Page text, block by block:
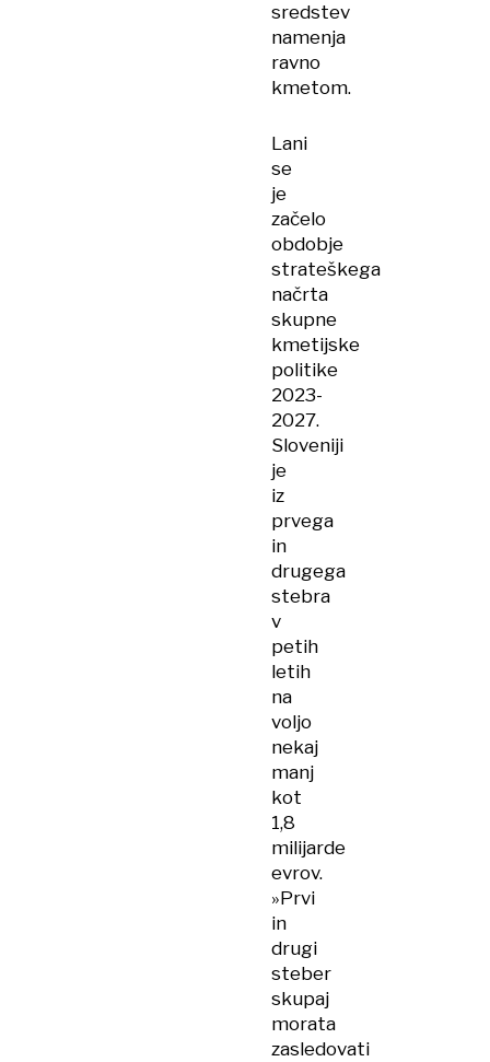
sredstev
namenja
ravno
kmetom.
Lani
se
je
začelo
obdobje
strateškega
načrta
skupne
kmetijske
politike
2023-
2027.
Sloveniji
je
iz
prvega
in
drugega
stebra
v
petih
letih
na
voljo
nekaj
manj
kot
1,8
milijarde
evrov.
»Prvi
in
drugi
steber
skupaj
morata
zasledovati